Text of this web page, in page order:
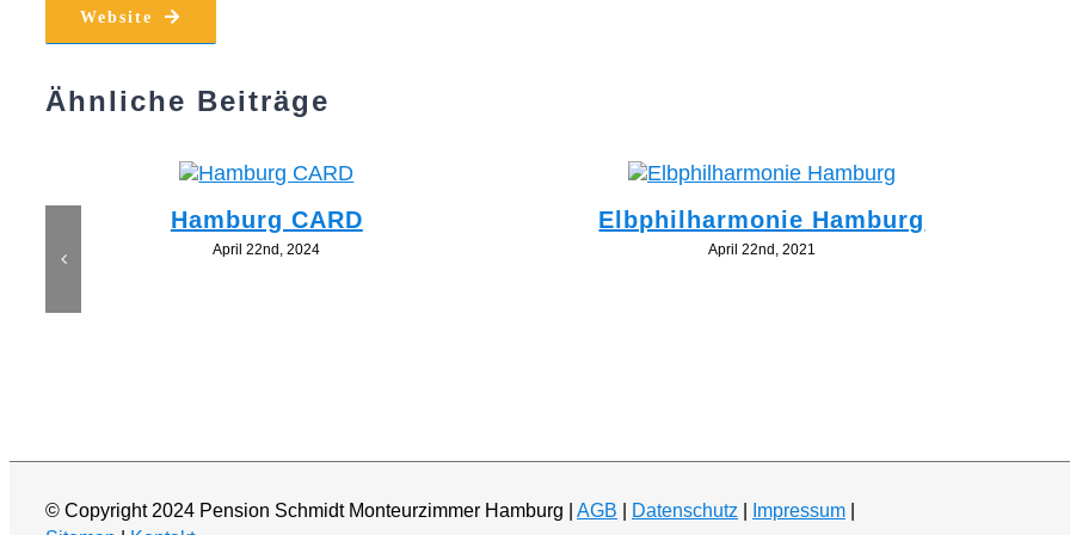
Website
Ähnliche Beiträge
Hamburg CARD
April 22nd, 2024
Elbphilharmonie Hamburg
April 22nd, 2021
© Copyright 2024 Pension Schmidt Monteurzimmer Hamburg | AGB Datenschutz Impressum